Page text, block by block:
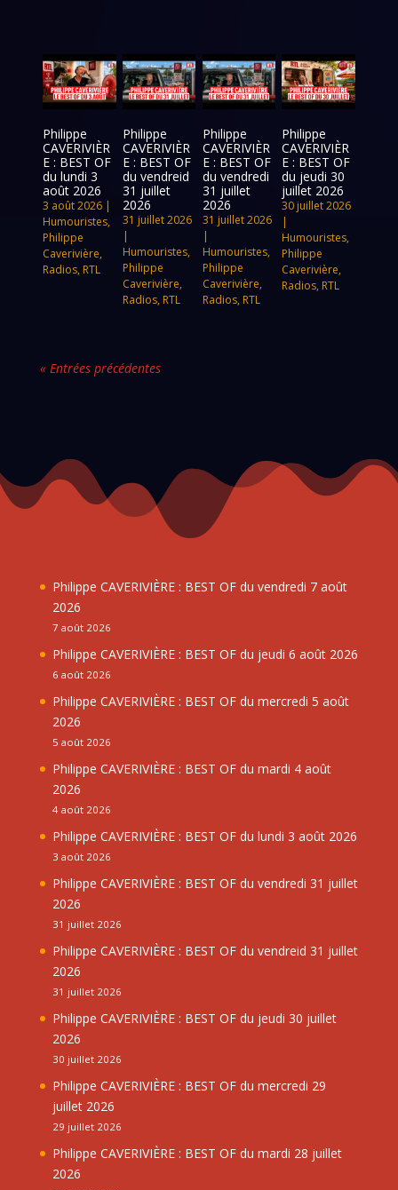
Philippe
CAVERIVIÈR
E : BEST OF
du lundi 3
août 2026
3 août 2026 |
Humouristes,
Philippe
Caverivière,
Radios, RTL
Philippe
CAVERIVIÈR
E : BEST OF
du vendreid
31 juillet
2026
31 juillet 2026
|
Humouristes,
Philippe
Caverivière,
Radios, RTL
Philippe
CAVERIVIÈR
E : BEST OF
du vendredi
31 juillet
2026
31 juillet 2026
|
Humouristes,
Philippe
Caverivière,
Radios, RTL
Philippe
CAVERIVIÈR
E : BEST OF
du jeudi 30
juillet 2026
30 juillet 2026
|
Humouristes,
Philippe
Caverivière,
Radios, RTL
« Entrées précédentes
Philippe CAVERIVIÈRE : BEST OF du vendredi 7 août
2026
7 août 2026
Philippe CAVERIVIÈRE : BEST OF du jeudi 6 août 2026
6 août 2026
Philippe CAVERIVIÈRE : BEST OF du mercredi 5 août
2026
5 août 2026
Philippe CAVERIVIÈRE : BEST OF du mardi 4 août
2026
4 août 2026
Philippe CAVERIVIÈRE : BEST OF du lundi 3 août 2026
3 août 2026
Philippe CAVERIVIÈRE : BEST OF du vendredi 31 juillet
2026
31 juillet 2026
Philippe CAVERIVIÈRE : BEST OF du vendreid 31 juillet
2026
31 juillet 2026
Philippe CAVERIVIÈRE : BEST OF du jeudi 30 juillet
2026
30 juillet 2026
Philippe CAVERIVIÈRE : BEST OF du mercredi 29
juillet 2026
29 juillet 2026
Philippe CAVERIVIÈRE : BEST OF du mardi 28 juillet
2026